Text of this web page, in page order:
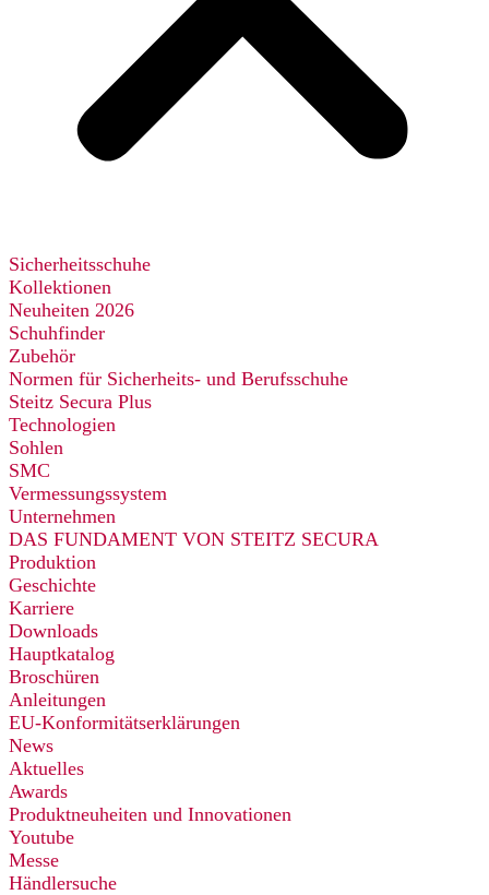
Sicherheitsschuhe
Kollektionen
Neuheiten 2026
Schuhfinder
Zubehör
Normen für Sicherheits- und Berufsschuhe
Steitz Secura Plus
Technologien
Sohlen
SMC
Vermessungssystem
Unternehmen
DAS FUNDAMENT VON STEITZ SECURA
Produktion
Geschichte
Karriere
Downloads
Hauptkatalog
Broschüren
Anleitungen
EU-Konformitätserklärungen
News
Aktuelles
Awards
Produktneuheiten und Innovationen
Youtube
Messe
Händlersuche